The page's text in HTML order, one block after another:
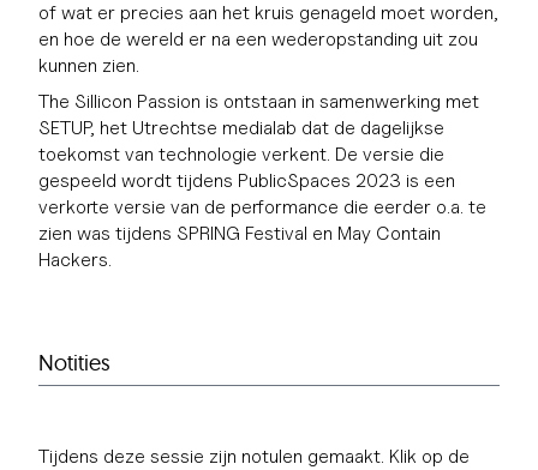
of wat er precies aan het kruis genageld moet worden,
en hoe de wereld er na een wederopstanding uit zou
kunnen zien.
The Sillicon Passion is ontstaan in samenwerking met
SETUP, het Utrechtse medialab dat de dagelijkse
toekomst van technologie verkent. De versie die
gespeeld wordt tijdens PublicSpaces 2023 is een
verkorte versie van de performance die eerder o.a. te
zien was tijdens SPRING Festival en May Contain
Hackers.
Notities
Tijdens deze sessie zijn notulen gemaakt. Klik op de